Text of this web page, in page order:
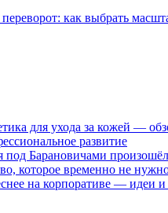
как выбрать
для ухода за кожей —
развитие
под Барановичами
которое временно не
на корпоративе — идеи и